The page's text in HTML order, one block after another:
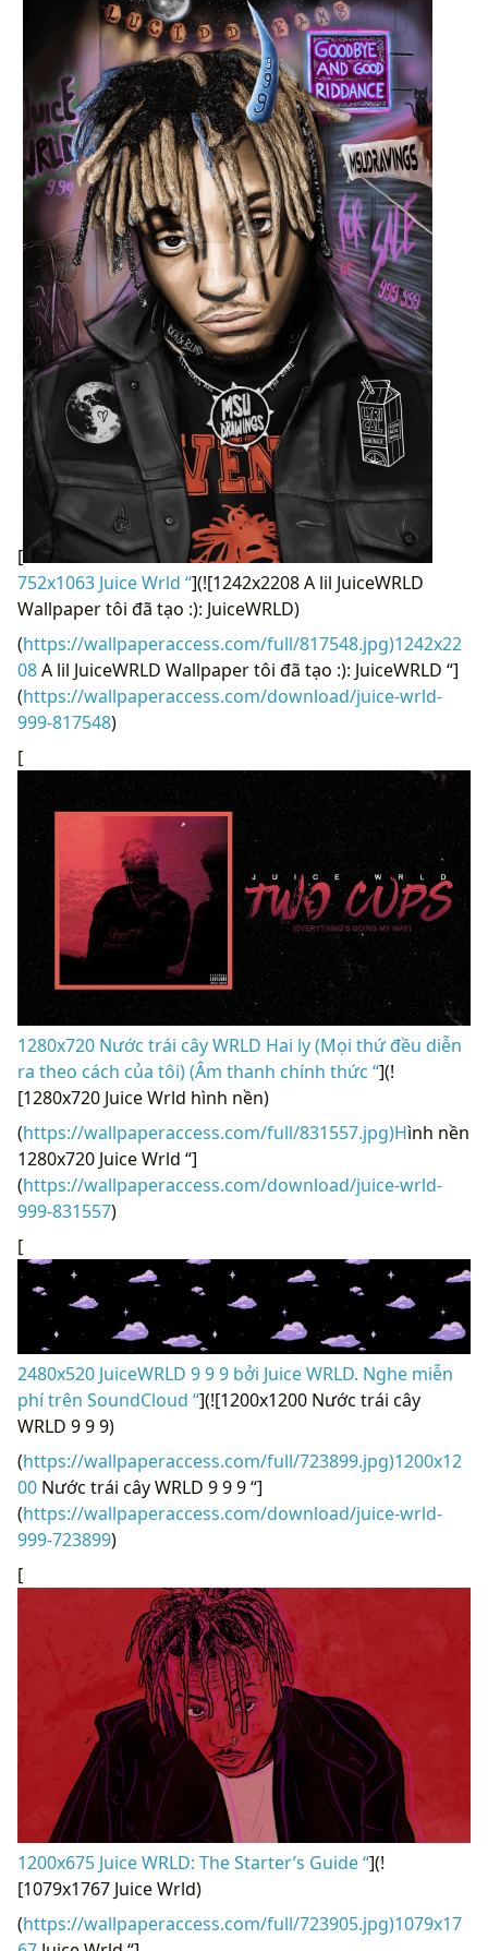
[
752x1063 Juice Wrld “](![1242x2208 A lil JuiceWRLD
Wallpaper tôi đã tạo :): JuiceWRLD)
(https://wallpaperaccess.com/full/817548.jpg)1242x22
08A lil JuiceWRLD Wallpaper tôi đã tạo :): JuiceWRLD “]
(https://wallpaperaccess.com/download/juice-wrld-
999-817548)
[
1280x720 Nước trái cây WRLD Hai ly (Mọi thứ đều diễn
ra theo cách của tôi) (Âm thanh chính thức “](!
[1280x720 Juice Wrld hình nền)
(https://wallpaperaccess.com/full/831557.jpg)Hình nền
1280x720 Juice Wrld “]
(https://wallpaperaccess.com/download/juice-wrld-
999-831557)
[
2480x520 JuiceWRLD 9 9 9 bởi Juice WRLD. Nghe miễn
phí trên SoundCloud “](![1200x1200 Nước trái cây
WRLD 9 9 9)
(https://wallpaperaccess.com/full/723899.jpg)1200x12
00 Nước trái cây WRLD 9 9 9 “]
(https://wallpaperaccess.com/download/juice-wrld-
999-723899)
[
1200x675 Juice WRLD: The Starter’s Guide “](!
[1079x1767 Juice Wrld)
(https://wallpaperaccess.com/full/723905.jpg)1079x17